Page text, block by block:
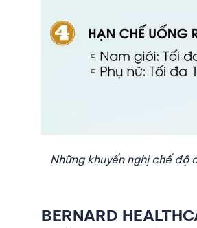
Những khuyến nghị chế độ
BERNARD